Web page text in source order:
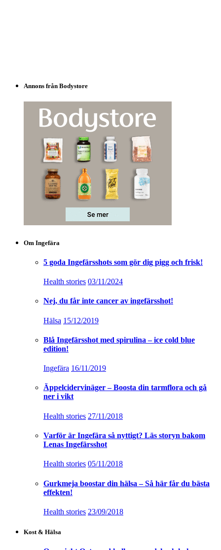
Annons från Bodystore
Om Ingefära
5 goda Ingefärsshots som gör dig pigg och frisk!
Health stories 03/11/2024
Nej, du får inte cancer av ingefärsshot!
Hälsa 15/12/2019
Blå Ingefärsshot med spirulina – ice cold blue
edition!
Ingefära 16/11/2019
Äppelcidervinäger – Boosta din tarmflora och gå
ner i vikt
Health stories 27/11/2018
Varför är Ingefära så nyttigt? Läs storyn bakom
Lenas Ingefärsshot
Health stories 05/11/2018
Gurkmeja boostar din hälsa – Så här får du bästa
effekten!
Health stories 23/09/2018
Kost & Hälsa